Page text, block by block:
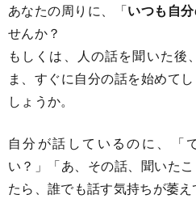
あなたの周りに、「いつも自
せんか？
もしくは、人の話を聞いた後
ま、すぐに自分の話を始めて
しょうか。
自分が話しているのに、「
い？」「あ、その話、聞いた
たら、誰でも話す気持ちが萎え